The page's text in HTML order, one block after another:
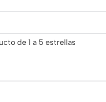
de 1 a 5 estrellas